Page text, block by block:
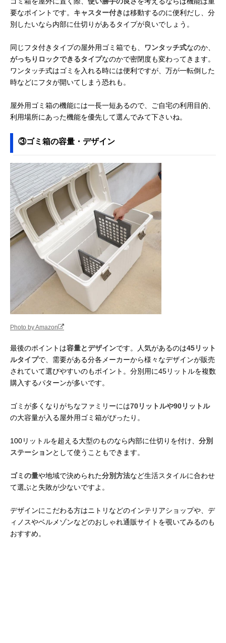
要なポイントです。 キャスター付きは移動するのに便利だし、分
別したいなら内部に仕切りがあるタイプが良いでしょう。
同じフタ付きタイプの屋外用ゴミ箱でも、 ワンタッチ式なのか、
がっちりロックできるタイプなのかで密閉度も変わってきます。
ワンタッチ式はゴミを入れる時には便利ですが、万が一転倒した
時などにフタが開いてしまう恐れも。
屋外用ゴミ箱の機能には一長一短あるので、ご自宅の利用目的、
利用場所にあった機能を優先して選んでみて下さいね。
③ゴミ箱の容量・デザイン
Photo by Amazon
最後のポイントは容量とデザインです。人気があるのは45リット
ルタイプで、需要がある分各メーカーから様々なデザインが販売
されていて選びやすいのもポイント。分別用に45リットルを複数
購入するパターンが多いです。
ゴミが多くなりがちなファミリーには70リットルや90リットル
の大容量が入る屋外用ゴミ箱がぴったり。
100リットルを超える大型のものなら内部に仕切りを付け、 分別
ステーションとして使うこともできます。
ゴミの量や地域で決められた分別方法など生活スタイルに合わせ
て選ぶと失敗が少ないですよ。
デザインにこだわる方はニトリなどのインテリアショップや、デ
ィノスやベルメゾンなどのおしゃれ通販サイトを覗いてみるのも
おすすめ。